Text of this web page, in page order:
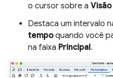
o cursor sobre a
Destaca um intervalo
tempoquando você
na faixa Principal.